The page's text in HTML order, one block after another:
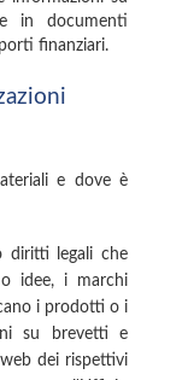
in documenti
finanziari.
e dove è
diritti legali che
idee, i marchi
i prodotti o i
su brevetti e
dei rispettivi